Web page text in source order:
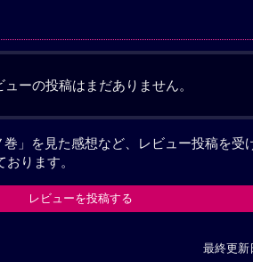
ューの投稿はまだありません。
」を見た感想など、レビュー投稿を受
おります。
レビューを投稿する
最終更新